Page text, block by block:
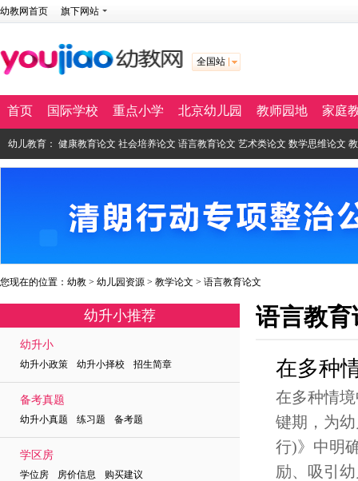
幼教网首页 旗下网站
全国站
首页 国际学校 重点小学 北京幼儿园 教师园地 家庭
幼儿教育： 健康教育论文 社会培养论文 语言教育论文 艺术类论文 数学思维论文
您现在的位置： 幼教 > 幼儿园资源 > 教学论文 > 语言教育论文
幼升小推荐
幼升小
幼升小政策 幼升小择校 招生简章
备考真题
幼升小真题 练习题 备考题
学区房
学位房 房价信息 购买建议
语言教育
在多种
在多种情
键期，为
行)》中明
励、吸引